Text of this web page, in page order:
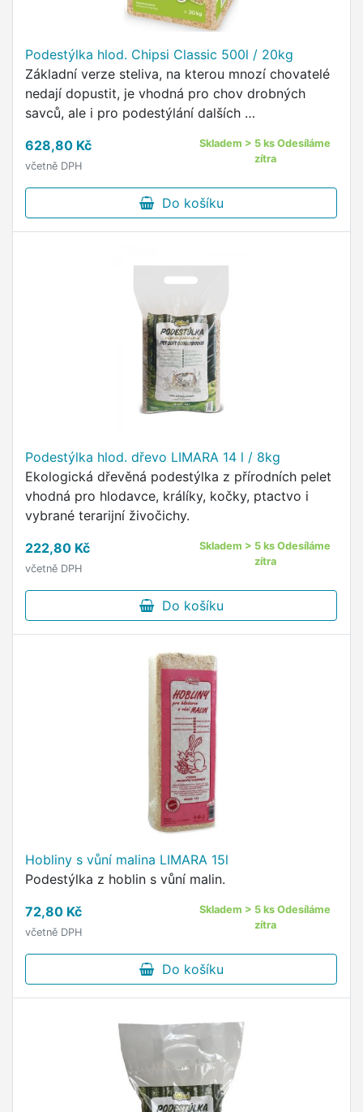
Podestýlka hlod. Chipsi Classic 500l / 20kg
Základní verze steliva, na kterou mnozí chovatelé
nedají dopustit, je vhodná pro chov drobných
savců, ale i pro podestýlání dalších …
628,80 Kč
včetně DPH
Skladem > 5 ks Odesíláme
zítra
Do košíku
Podestýlka hlod. dřevo LIMARA 14 l / 8kg
Ekologická dřevěná podestýlka z přírodních pelet
vhodná pro hlodavce, králíky, kočky, ptactvo i
vybrané terarijní živočichy.
222,80 Kč
včetně DPH
Skladem > 5 ks Odesíláme
zítra
Do košíku
Hobliny s vůní malina LIMARA 15l
Podestýlka z hoblin s vůní malin.
72,80 Kč
včetně DPH
Skladem > 5 ks Odesíláme
zítra
Do košíku